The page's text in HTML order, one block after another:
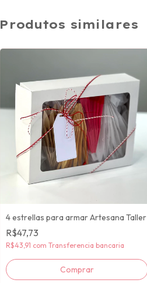
Produtos similares
4 estrellas para armar Artesana Taller
R$47,73
R$43,91 com Transferencia bancaria